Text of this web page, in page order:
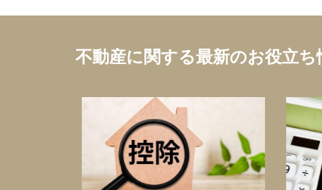
不動産に関する最新のお役立ち